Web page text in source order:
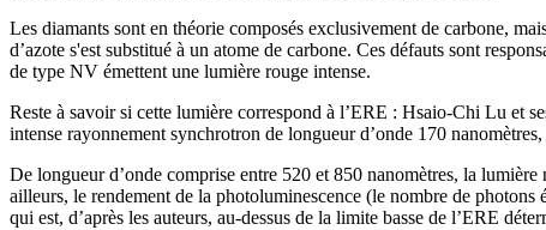
Les diamants sont en théorie composés exclusivement de carbone,
d’azote s'est substitué à un atome de carbone. Ces défauts sont
de type NV émettent une lumière rouge intense.
Reste à savoir si cette lumière correspond à l’ERE : Hsaio-Chi Lu et
intense rayonnement synchrotron de longueur d’onde 170
De longueur d’onde comprise entre 520 et 850 nanomètres, la
ailleurs, le rendement de la photoluminescence (le nombre de
qui est, d’après les auteurs, au-dessus de la limite basse de l’ERE